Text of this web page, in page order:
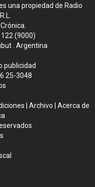
una propiedad de Radio
(9000)
. Argentina
publicidad
25-3048
Archivo
Acerca de